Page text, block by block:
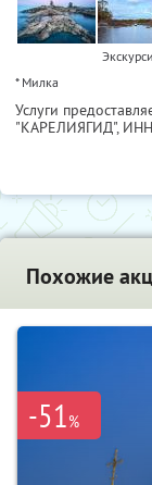
* Милка
Услуги
"КАРЕЛИЯГИД",
Похожие
-51%